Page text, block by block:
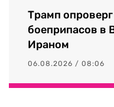
Трамп
боеприпасов в
Ираном
06.08.2026 / 08:06